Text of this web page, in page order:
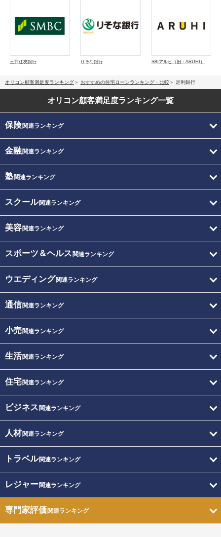
三井住友銀行 りそな銀行 SBIアルヒ（旧：ARUHI）
オリコン顧客満足度ランキング おすすめの住宅ローンランキング・比較 足利銀行
オリコン顧客満足度ランキング一覧
保険関連ランキング
金融関連ランキング
塾関連ランキング
スクール関連ランキング
美容関連ランキング
スポーツ＆ヘルス 関連ランキング
ウエディング関連ランキング
通信関連ランキング
小売関連ランキング
生活関連ランキング
住宅関連ランキング
ビジネス 関連ランキング
人材関連ランキング
トラベル関連ランキング
レジャー関連ランキング
専門家評価関連ランキング